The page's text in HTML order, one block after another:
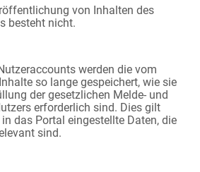
von Inhalten des
besteht nicht.
werden die vom
so lange gespeichert, wie sie
der gesetzlichen Melde- und
erforderlich sind. Dies gilt
das Portal eingestellte Daten, die
sind.